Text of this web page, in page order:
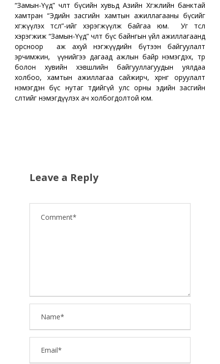
“Замын-Үүд” чөлөөт бүсийн хувьд Азийн Хөгжлийн банктай
хамтран “Эдийн засгийн хамтын ажиллагааны бүсийг
хөгжүүлэх төсөл”-ийг хэрэгжүүлж байгаа юм. Уг төсөл
хэрэгжиж “Замын-Үүд” чөлөөт бүс байнгын үйл ажиллагаанд
орсноор аж ахуй нэгжүүдийн бүтээн байгуулалт
эрчимжин, үүнийгээ дагаад ажлын байр нэмэгдэх, төр
болон хувийн хэвшлийн байгууллагуудын уялдаа
холбоо, хамтын ажиллагаа сайжирч, хөрөнгө оруулалт
нэмэгдэн бүс нутаг төдийгүй улс орны эдийн засгийн
өсөлтийг нэмэгдүүлэх ач холбогдолтой юм.
Leave a Reply